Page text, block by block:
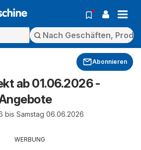
Abonnieren
ab 01.06.2026 -
bis Samstag 06.06.2026
WERBUNG